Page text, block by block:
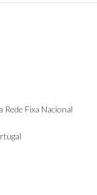
Fixa Nacional